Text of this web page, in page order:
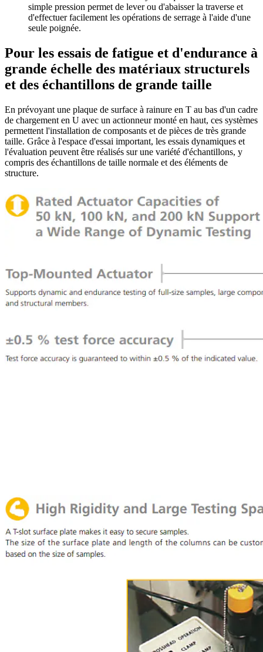
simple pression permet de lever ou d'abaisser la traverse et
d'effectuer facilement les opérations de serrage à l'aide d'une
seule poignée.
Pour les essais de fatigue et d'endurance à
grande échelle des matériaux structurels
et des échantillons de grande taille
En prévoyant une plaque de surface à rainure en T au bas d'un cadre
de chargement en U avec un actionneur monté en haut, ces systèmes
permettent l'installation de composants et de pièces de très grande
taille. Grâce à l'espace d'essai important, les essais dynamiques et
l'évaluation peuvent être réalisés sur une variété d'échantillons, y
compris des échantillons de taille normale et des éléments de
structure.